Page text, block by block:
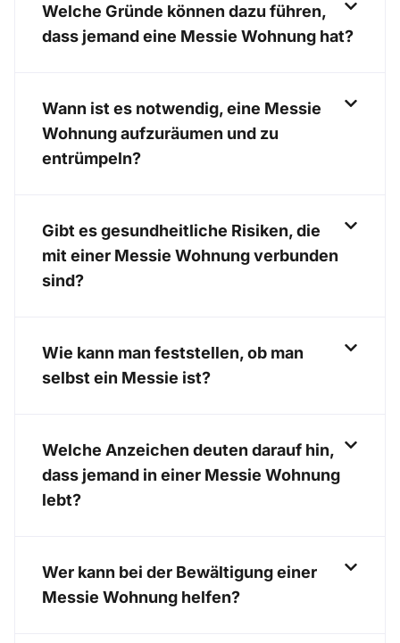
Welche Gründe können dazu führen,
dass jemand eine Messie Wohnung hat?
Wann ist es notwendig, eine Messie
Wohnung aufzuräumen und zu
entrümpeln?
Gibt es gesundheitliche Risiken, die
mit einer Messie Wohnung verbunden
sind?
Wie kann man feststellen, ob man
selbst ein Messie ist?
Welche Anzeichen deuten darauf hin,
dass jemand in einer Messie Wohnung
lebt?
Wer kann bei der Bewältigung einer
Messie Wohnung helfen?